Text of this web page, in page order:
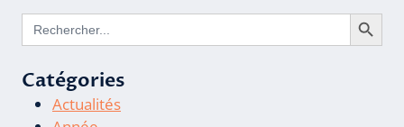
Search
for:
Search
Catégories
Actualités